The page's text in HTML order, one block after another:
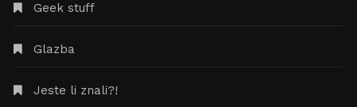
Geek stuff
Glazba
Jeste li znali?!